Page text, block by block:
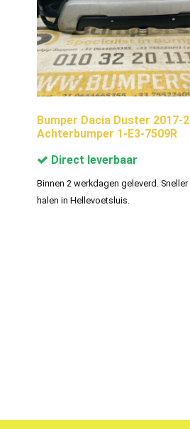
Bumper Dacia Duster 2017-
Achterbumper 1-E3-7509R
Direct leverbaar
Binnen 2 werkdagen geleverd.
halen in Hellevoetsluis.